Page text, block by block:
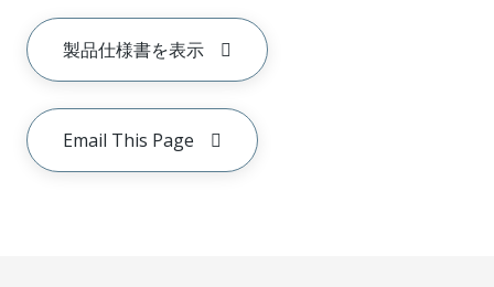
製品仕様書を表示
Email This Page